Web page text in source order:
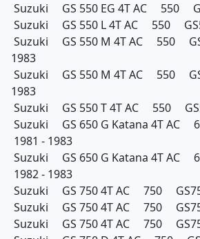
Suzuki GS 550 EG 4T AC 550
Suzuki GS 550 L 4T AC 550
Suzuki GS 550 M 4T AC 550
1983
Suzuki GS 550 M 4T AC 550
1983
Suzuki GS 550 T 4T AC 550
Suzuki GS 650 G Katana 4T AC
1981 - 1983
Suzuki GS 650 G Katana 4T AC
1982 - 1983
Suzuki GS 750 4T AC 750
Suzuki GS 750 4T AC 750
Suzuki GS 750 4T AC 750